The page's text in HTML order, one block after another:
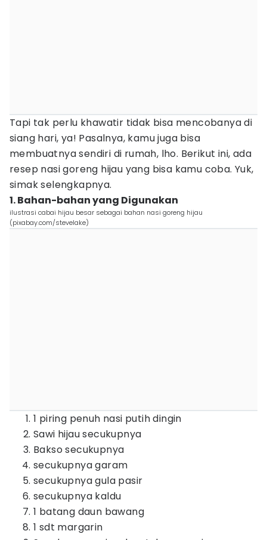
Tapi tak perlu khawatir tidak bisa mencobanya di
siang hari, ya! Pasalnya, kamu juga bisa
membuatnya sendiri di rumah, lho. Berikut ini, ada
resep nasi goreng hijau yang bisa kamu coba. Yuk,
simak selengkapnya.
1. Bahan-bahan yang Digunakan
ilustrasi cabai hijau besar sebagai bahan nasi goreng hijau
(pixabay.com/stevelake)
1 piring penuh nasi putih dingin
Sawi hijau secukupnya
Bakso secukupnya
secukupnya garam
secukupnya gula pasir
secukupnya kaldu
1 batang daun bawang
1 sdt margarin